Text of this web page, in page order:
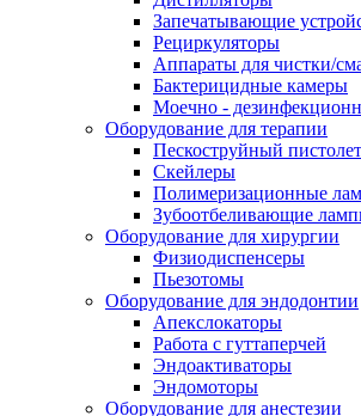
Запечатывающие
Рециркуляторы
Аппараты для чистки/
Бактерицидные камеры
Моечно -
Оборудование для терапии
Пескоструйный
Скейлеры
Полимеризационные
Зубоотбеливающие
Оборудование для хирургии
Физиодиспенсеры
Пьезотомы
Оборудование для эндодонтии
Апекслокаторы
Работа с гуттаперчей
Эндоактиваторы
Эндомоторы
Оборудование для анестезии